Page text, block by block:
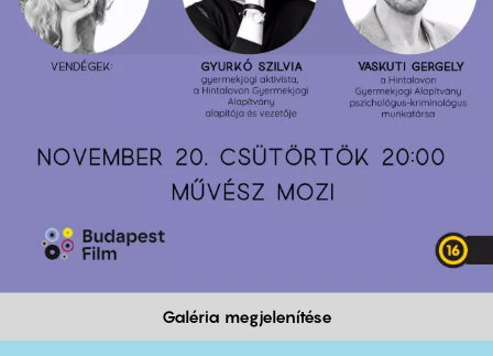
Galéria megjelenítése